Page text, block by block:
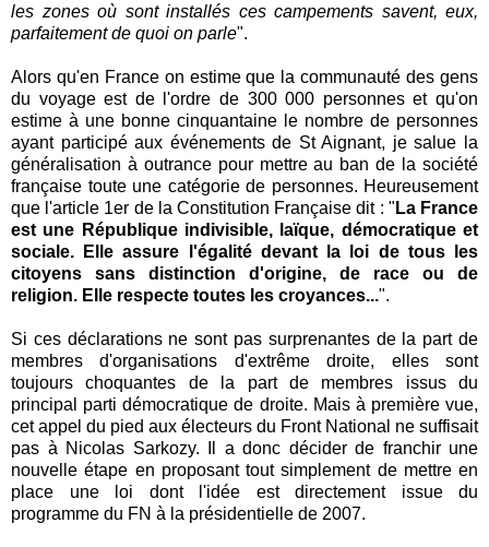
les zones où sont installés ces campements savent, eux,
parfaitement de quoi on parle".
Alors qu'en France on estime que la communauté des gens
du voyage est de l'ordre de 300 000 personnes et qu'on
estime à une bonne cinquantaine le nombre de personnes
ayant participé aux événements de St Aignant, je salue la
généralisation à outrance pour mettre au ban de la société
française toute une catégorie de personnes. Heureusement
que l'article 1er de la Constitution Française dit : " La France
est une République indivisible, laïque, démocratique et
sociale. Elle assure l'égalité devant la loi de tous les
citoyens sans distinction d'origine, de race ou de
religion. Elle respecte toutes les croyances...".
Si ces déclarations ne sont pas surprenantes de la part de
membres d'organisations d'extrême droite, elles sont
toujours choquantes de la part de membres issus du
principal parti démocratique de droite. Mais à première vue,
cet appel du pied aux électeurs du Front National ne suffisait
pas à Nicolas Sarkozy. Il a donc décider de franchir une
nouvelle étape en proposant tout simplement de mettre en
place une loi dont l'idée est directement issue du
programme du FN à la présidentielle de 2007.